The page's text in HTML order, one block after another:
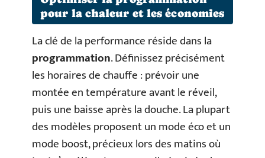
pour la chaleur et les économies
La clé de la performance réside dans la
programmation. Définissez précisément
les horaires de chauffe : prévoir une
montée en température avant le réveil,
puis une baisse après la douche. La plupart
des modèles proposent un mode éco et un
mode boost, précieux lors des matins où